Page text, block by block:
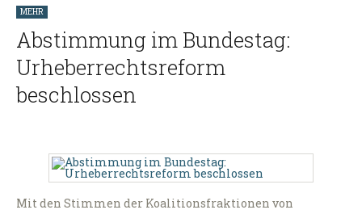
MEHR
Abstimmung im Bundestag:
Urheberrechtsreform
beschlossen
Mit den Stimmen der Koalitionsfraktionen von